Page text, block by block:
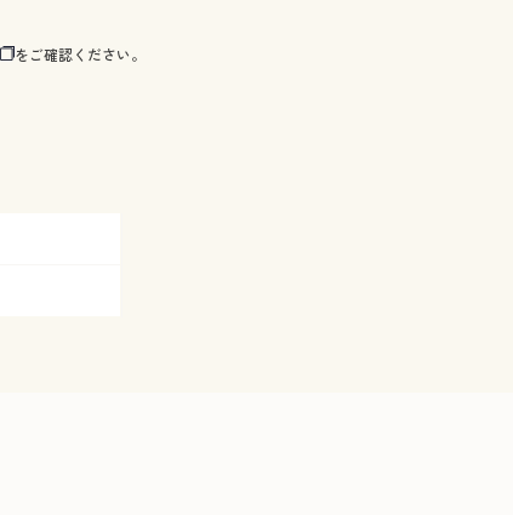
をご確認ください。